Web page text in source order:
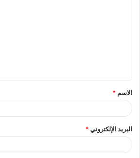
ق
*
الاسم *
البريد الإلكتروني*